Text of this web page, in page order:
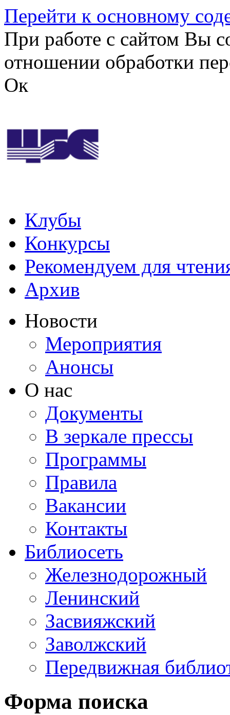
Перейти к основному
При работе с сайтом Вы
отношении обработки
Ок
Клубы
Конкурсы
Рекомендуем для
Архив
Новости
Мероприятия
Анонсы
О нас
Документы
В зеркале прессы
Программы
Правила
Вакансии
Контакты
Библиосеть
Железнодорожный
Ленинский
Засвияжский
Заволжский
Передвижная
Форма поиска